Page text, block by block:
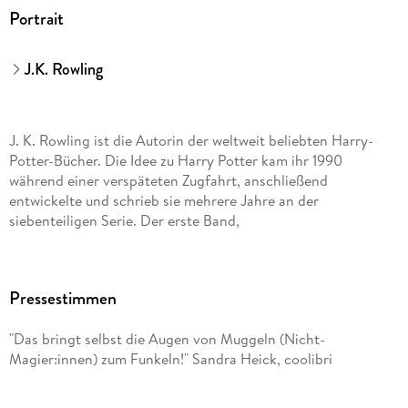
Hamburg, produktsicherheit@carlsen.de
Portrait
J.K. Rowling
J. K. Rowling ist die Autorin der weltweit beliebten Harry-
Potter-Bücher. Die Idee zu Harry Potter kam ihr 1990
während einer verspäteten Zugfahrt, anschließend
entwickelte und schrieb sie mehrere Jahre an der
siebenteiligen Serie. Der erste Band,
, erschien dann 1997 in Großbritannien. Insgesamt dauerte es
von
Pressestimmen
"Das bringt selbst die Augen von Muggeln (Nicht-
Magier:innen) zum Funkeln!" Sandra Heick, coolibri